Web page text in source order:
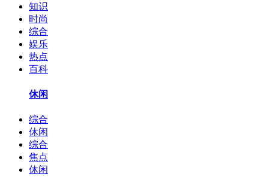
知识
时尚
综合
娱乐
热点
百科
休闲
综合
休闲
综合
焦点
休闲